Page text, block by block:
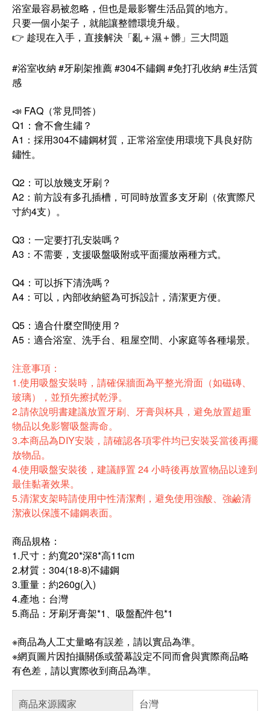
浴室最容易被忽略，但也是最影響生活品質的地方。
只要一個小架子，就能讓整體環境升級。
👉 趁現在入手，直接解決「亂＋濕＋髒」三大問題
#浴室收納 #牙刷架推薦 #304不鏽鋼 #免打孔收納 #生活質
感
📣 FAQ（常見問答）
Q1：會不會生鏽？
A1：採用304不鏽鋼材質，正常浴室使用環境下具良好防
鏽性。
Q2：可以放幾支牙刷？
A2：前方設有多孔插槽，可同時放置多支牙刷（依實際尺
寸約4支）。
Q3：一定要打孔安裝嗎？
A3：不需要，支援吸盤吸附或平面擺放兩種方式。
Q4：可以拆下清洗嗎？
A4：可以，內部收納籃為可拆設計，清潔更方便。
Q5：適合什麼空間使用？
A5：適合浴室、洗手台、租屋空間、小家庭等各種場景。
注意事項：
1.使用吸盤安裝時，請確保牆面為平整光滑面（如磁磚、
玻璃），並預先擦拭乾淨。
2.請依說明書建議放置牙刷、牙膏與杯具，避免放置超重
物品以免影響吸盤壽命。
3.本商品為DIY安裝，請確認各項零件均已安裝妥當後再擺
放物品。
4.使用吸盤安裝後，建議靜置 24 小時後再放置物品以達到
最佳黏著效果。
5.清潔支架時請使用中性清潔劑，避免使用強酸、強鹼清
潔液以保護不鏽鋼表面。
商品規格：
1.尺寸：約寬20*深8*高11cm
2.材質：304(18-8)不鏽鋼
3.重量：約260g(入)
4.產地：台灣
5.商品：牙刷牙膏架*1、吸盤配件包*1
※商品為人工丈量略有誤差，請以實品為準。
※網頁圖片因拍攝關係或螢幕設定不同而會與實際商品略
有色差，請以實際收到商品為準。
商品來源國家
台灣